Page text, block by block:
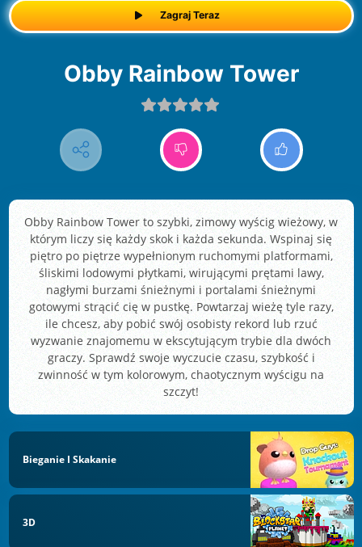
Zagraj Teraz
Obby Rainbow Tower
Obby Rainbow Tower to szybki, zimowy wyścig wieżowy, w
którym liczy się każdy skok i każda sekunda. Wspinaj się
piętro po piętrze wypełnionym ruchomymi platformami,
śliskimi lodowymi płytkami, wirującymi prętami lawy,
nagłymi burzami śnieżnymi i portalami śnieżnymi
gotowymi strącić cię w pustkę. Powtarzaj wieżę tyle razy,
ile chcesz, aby pobić swój osobisty rekord lub rzuć
wyzwanie znajomemu w ekscytującym trybie dla dwóch
graczy. Sprawdź swoje wyczucie czasu, szybkość i
zwinność w tym kolorowym, chaotycznym wyścigu na
szczyt!
Bieganie I Skakanie
3D